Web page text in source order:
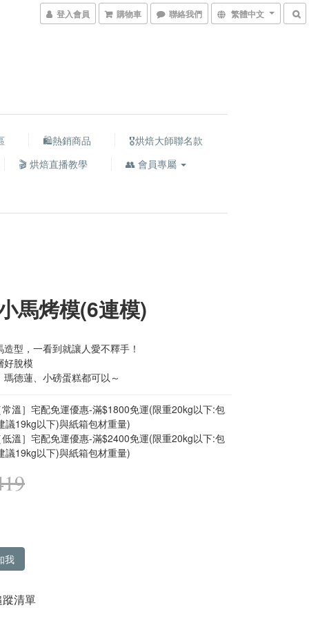
登入會員 購物車 聯絡我們 繁體中文
🛍熱銷商品
🎖️烘焙大師聯名款
🎬 烘焙直播教學
👥 會員專屬
馬烤模(6連模)
型，一看到就讓人愛不釋手！
好脫模
瑪德蓮、小磅蛋糕都可以～
溫］宅配免運優惠-滿$1800免運(限重20kg以下:包
議19kg以下)與紙箱包材重量)
溫］宅配免運優惠-滿$2400免運(限重20kg以下:包
議19kg以下)與紙箱包材重量)
我
清單